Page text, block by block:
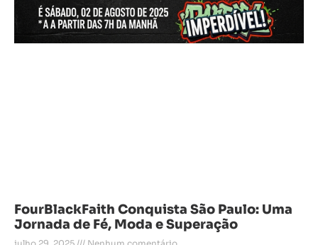
FourBlackFaith Conquista São Paulo: Uma
Jornada de Fé, Moda e Superação